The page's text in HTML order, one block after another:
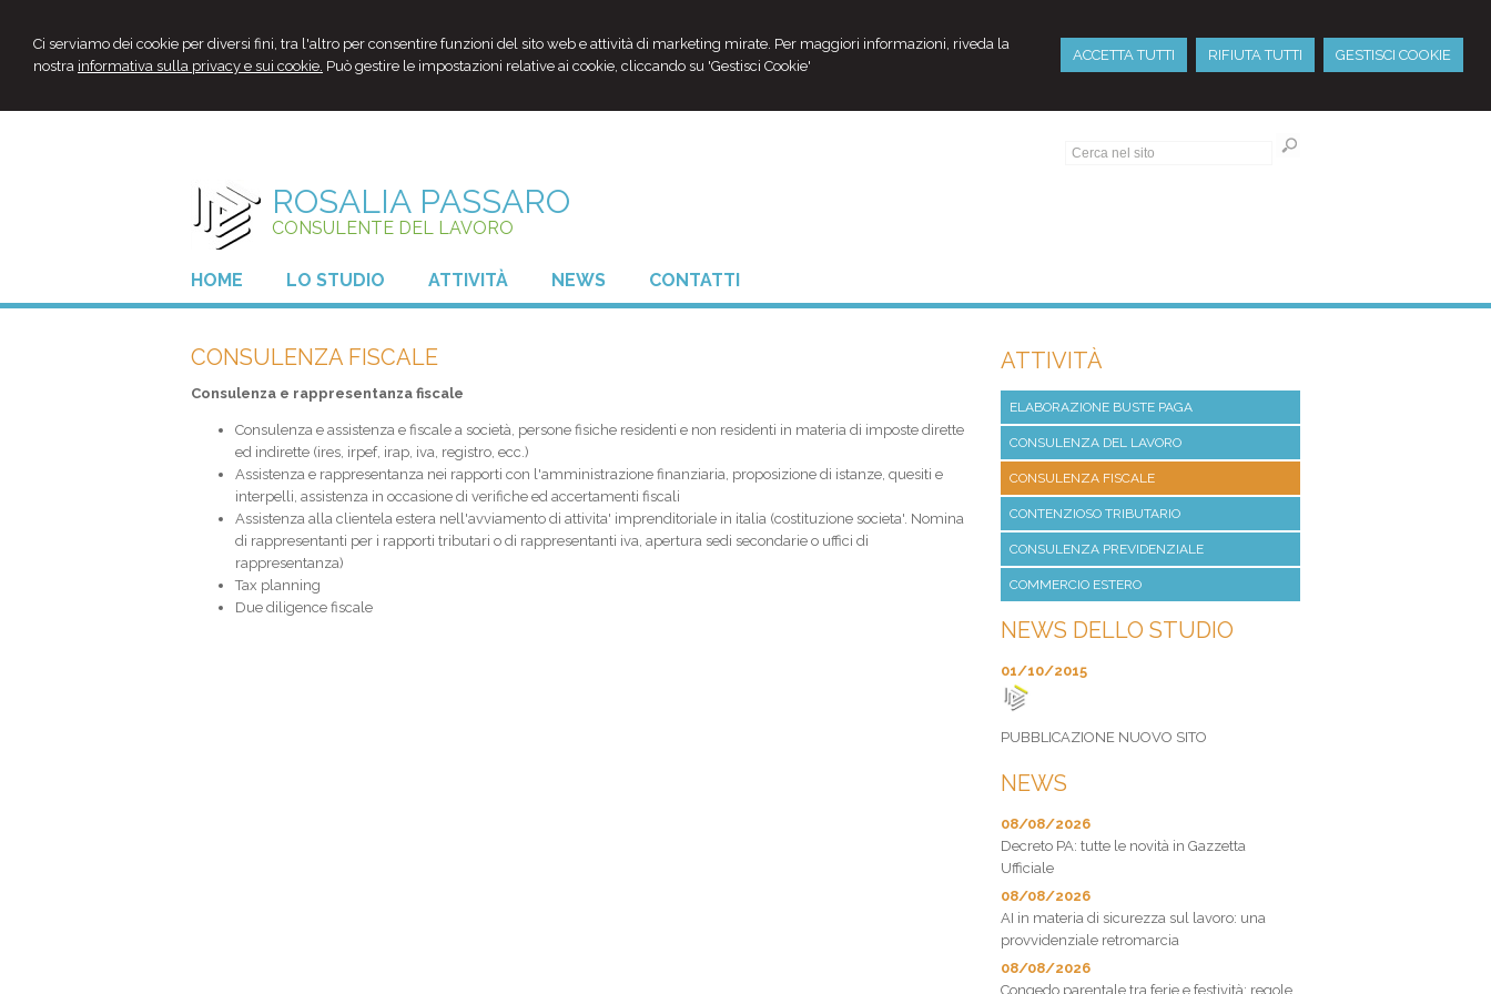
Ci serviamo dei cookie per diversi fini, tra l'altro per consentire funzioni del sito web e attività di marketing mirate. Per maggiori informazioni, riveda la
nostra informativa sulla privacy e sui cookie. Può gestire le impostazioni relative ai cookie, cliccando su 'Gestisci Cookie'
ACCETTA TUTTI RIFIUTA TUTTI GESTISCI COOKIE
ROSALIA PASSARO
CONSULENTE DEL LAVORO
HOME LO STUDIO ATTIVITÀ NEWS CONTATTI
CONSULENZA FISCALE
Consulenza e rappresentanza fiscale
Consulenza e assistenza e fiscale a società, persone fisiche residenti e non residenti in materia di imposte dirette
ed indirette (ires, irpef, irap, iva, registro, ecc.)
Assistenza e rappresentanza nei rapporti con l'amministrazione finanziaria, proposizione di istanze, quesiti e
interpelli, assistenza in occasione di verifiche ed accertamenti fiscali
Assistenza alla clientela estera nell'avviamento di attivita' imprenditoriale in italia (costituzione societa'. Nomina
di rappresentanti per i rapporti tributari o di rappresentanti iva, apertura sedi secondarie o uffici di
rappresentanza)
Tax planning
Due diligence fiscale
ATTIVITÀ
ELABORAZIONE BUSTE PAGA
CONSULENZA DEL LAVORO
CONSULENZA FISCALE
CONTENZIOSO TRIBUTARIO
CONSULENZA PREVIDENZIALE
COMMERCIO ESTERO
NEWS DELLO STUDIO
01/10/2015
PUBBLICAZIONE NUOVO SITO
NEWS
08/08/2026
Decreto PA: tutte le novità in Gazzetta
Ufficiale
08/08/2026
AI in materia di sicurezza sul lavoro: una
provvidenziale retromarcia
08/08/2026
Congedo parentale tra ferie e festività: regole